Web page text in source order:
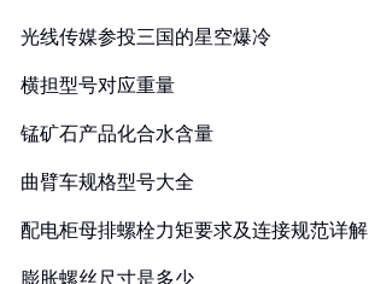
光线传媒参投三国的星空爆冷
横担型号对应重量
锰矿石产品化合水含量
曲臂车规格型号大全
配电柜母排螺栓力矩要求及连接规范详解
膨胀螺丝尺寸是多少